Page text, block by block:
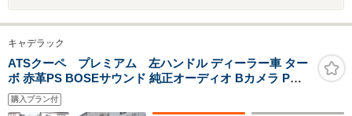
キャデラック
ATSクーペ プレミアム 左ハンドル ディーラー車 ター
ボ 赤革PS BOSEサウンド 純正オーディオ Bカメラ Pセ
ンサー パドルシフト カラーHUD レーダークルコン
CORSA2本出しマフラー 純正18インチAW
購入プラン付